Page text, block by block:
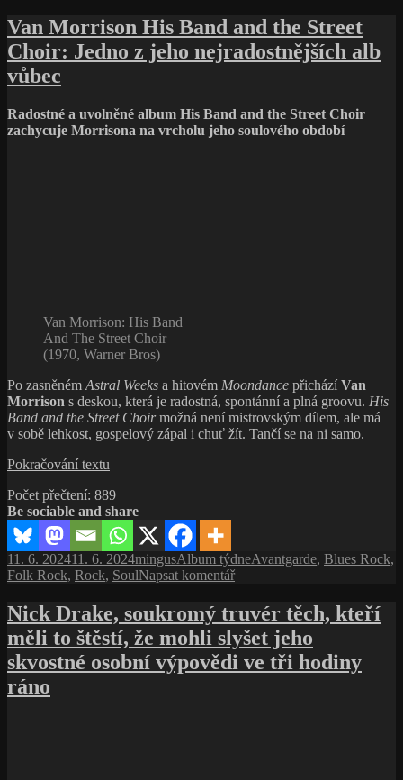
jasné,
co
to
s
názvem
Stephen
tu
děje.
Van Morrison His Band and the Street
Choir: Jedno z jeho nejradostnějších alb
vůbec
Radostné a uvolněné album His Band and the Street Choir
zachycuje Morrisona na vrcholu jeho soulového období
Van Morrison: His Band
And The Street Choir
(1970, Warner Bros)
Po zasněném Astral Weeks a hitovém Moondance přichází Van
Morrison s deskou, která je radostná, spontánní a plná groovu. His
Band and the Street Choirmožná není mistrovským dílem, ale má
v sobě lehkost, gospelový zápal i chuť žít. Tančí se na ni samo.
Pokračování textu
His
Band
and
the
Street
Choir:
z jeho
nejradostnějších
alb
vůbec
Počet přečtení: 889
Be sociable and share
Publikováno:
11. 6. 202411. 6. 2024Autor:
mingusRubriky:
Album týdneŠtítky:
Avantgarde, Blues Rock,
Folk Rock, Rock, SoulNapsat komentářpro
názvem
Van
Morrison
His
Nick Drake, soukromý truvér těch, kteří
měli to štěstí, že mohli slyšet jeho
skvostné osobní výpovědi ve tři hodiny
ráno